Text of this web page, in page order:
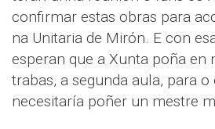
confirmar estas obras para
na Unitaria de Mirón. E con
esperan que a Xunta poña en
trabas, a segunda aula, para o
necesitaría poñer un mestre